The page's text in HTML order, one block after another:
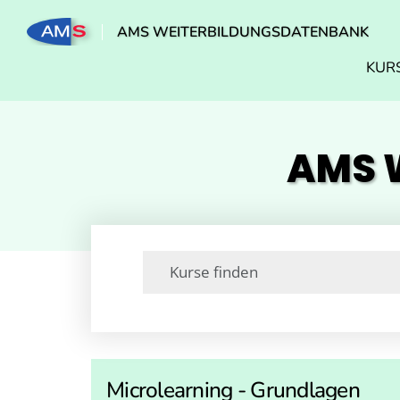
AMS WEITERBILDUNGSDATENBANK
AMS
Microlearning - Grundlagen